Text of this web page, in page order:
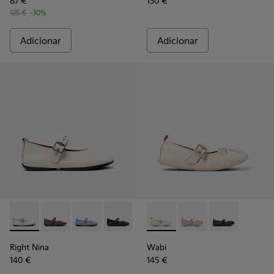
125 € -30%
Adicionar Adicionar
Right Nina - K201962-002 - Bailarinas em pele branca Para
Right Nina - K201962-004
Right Nina - K201962-003
Right Nina - K201962-001
Right Nina
140 €
Wabi - K201927-002 -
Wabi - K201927-004
Wabi -
Wabi
145 €